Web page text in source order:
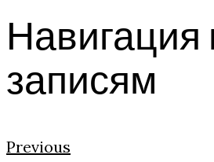
Навигация
записям
Previous